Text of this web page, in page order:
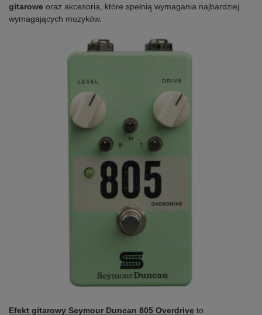
gitarowe oraz akcesoria, które spełnią wymagania najbardziej
wymagających muzyków.
Efekt gitarowy Seymour Duncan 805 Overdrive to